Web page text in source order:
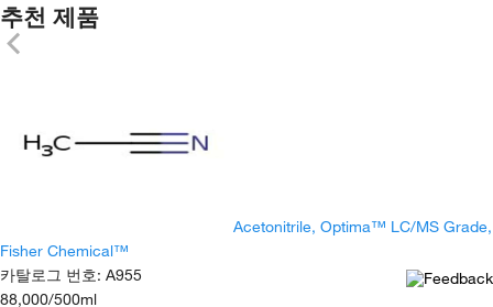
추천 제품
Acetonitrile, Optima™ LC/MS Grade,
Fisher Chemical™
카탈로그 번호: A955
88,000/500ml